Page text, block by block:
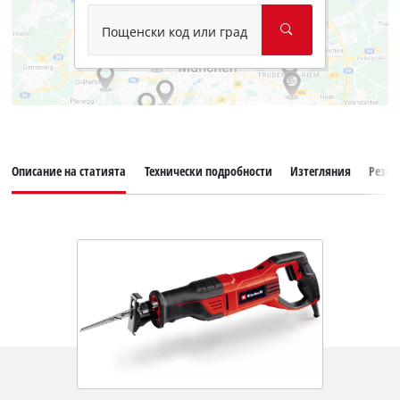
Пощенски код или град
Описание на статията Технически подробности Изтегляния